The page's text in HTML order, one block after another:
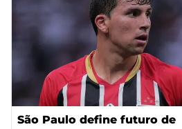
São Paulo define futuro de